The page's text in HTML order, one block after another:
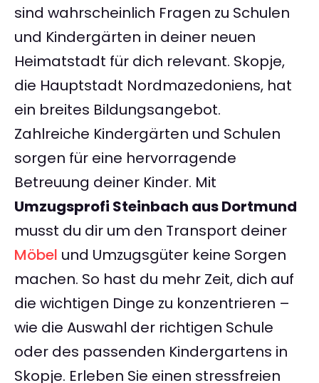
sind wahrscheinlich Fragen zu Schulen
und Kindergärten in deiner neuen
Heimatstadt für dich relevant. Skopje,
die Hauptstadt Nordmazedoniens, hat
ein breites Bildungsangebot.
Zahlreiche Kindergärten und Schulen
sorgen für eine hervorragende
Betreuung deiner Kinder. Mit
Umzugsprofi Steinbach aus Dortmund
musst du dir um den Transport deiner
Möbel und Umzugsgüter keine Sorgen
machen. So hast du mehr Zeit, dich auf
die wichtigen Dinge zu konzentrieren –
wie die Auswahl der richtigen Schule
oder des passenden Kindergartens in
Skopje. Erleben Sie einen stressfreien